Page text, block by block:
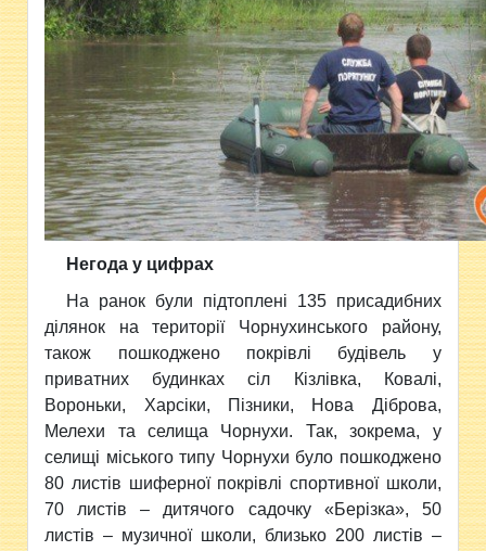
Негода у цифрах
На ранок були підтоплені 135 присадибних
ділянок на території Чорнухинського району,
також пошкоджено покрівлі будівель у
приватних будинках сіл Кізлівка, Ковалі,
Вороньки, Харсіки, Пізники, Нова Діброва,
Мелехи та селища Чорнухи. Так, зокрема, у
селищі міського типу Чорнухи було пошкоджено
80 листів шиферної покрівлі спортивної школи,
70 листів – дитячого садочку «Берізка», 50
листів – музичної школи, близько 200 листів –